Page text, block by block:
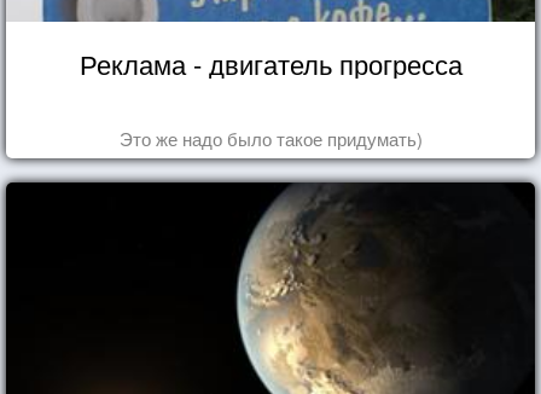
Реклама - двигатель прогресса
Это же надо было такое придумать)